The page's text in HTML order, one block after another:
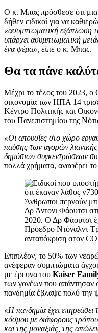
Ο κ. Μπας πρόσθεσε ότι μια
δήθεν ειδικοί για να
«ασυμπτωματική εξάπλωση
υπάρχει ασυμπτωματική
ένα ψέμα», είπε ο κ. Μπας.
Θα τα πάνε
Μέχρι το τέλος του 2023, ο
οικονομία των ΗΠΑ 14
Κέντρο Πολιτικής και
του Πανεπιστημίου της
«Οι απουσίες στο χώρο
παύσης των αγορών
δημόσιων συγκεντρώσεων
πολλά χρήματα, αναφέρει
Άνθρωποι περνούν
Δρ Άντονι Φάουτσι
2020. Ο Δρ Φάουτσι
Πρόεδρο Ντόναλντ
ανταπόκριση στον
Επιπλέον, το 50% των
ανέφεραν συμπτώματα
με έρευνα του Kaiser
των γονέων που απάντησαν
πανδημία έβλαψε πολύ την
«Η πανδημία έχει επηρεάσει
κόσμου με διάφορους
και της μοναξιάς, της